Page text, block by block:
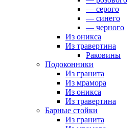
— серого
— синего
— черного
Из оникса
Из травертина
Раковины
Подоконники
Из гранита
Из мрамора
Из оникса
Из травертина
Барные стойки
Из гранита